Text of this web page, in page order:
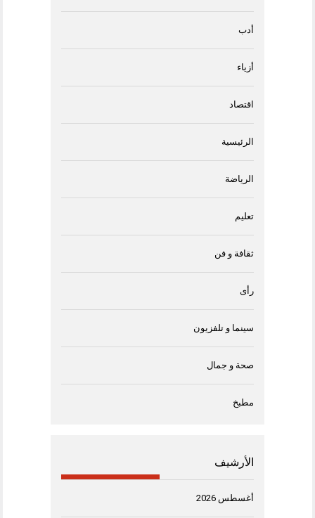
أدب
أزياء
اقتصاد
الرئيسية
الرياضة
تعليم
ثقافة و فن
رأى
سينما و تلفزيون
صحة و جمال
مطبخ
الأرشيف
أغسطس 2026